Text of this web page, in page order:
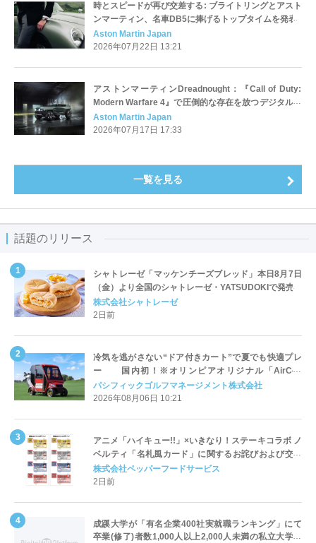
時とスピードが再び交差する: ブライトリングとアスト
ンマーティン、名車DB5に捧げるトップタイムを発表
Aston Martin Japan
2026年07月22日 13:21
アストンマーティンDreadnought：『Call of Duty:
Modern Warfare 4』で圧倒的な存在を放つデジタルモ
デル
Aston Martin Japan
2026年07月17日 17:33
一覧を見る
話題のリリース
シャトレーゼ「マッケンチーズブレッド」本日8月7日
（金）より全国のシャトレーゼ・YATSUDOKIで発売
株式会社シャトレーゼ
2日前
冷気を逃がさない“ドア付きカート”で夏でも快適プレ
ー 国内初！※オリンピアオリジナル「AirCon
Cart（エアコンカート）」導入 | ＰＧＭ
パシフィックゴルフマネージメント株式会社
2026年08月06日 10:21
アニメ「ハイキュー!!」×いきなり！ステーキコラボ ノ
ベルティ「名札風カード」に関するお詫びおよび交換
対応についてのご案内
株式会社ペッパーフードサービス
2日前
成蹊大学が「有名企業400社実就職ランキング」にて
卒業(修了)者数1,000人以上2,000人未満の私立大学で